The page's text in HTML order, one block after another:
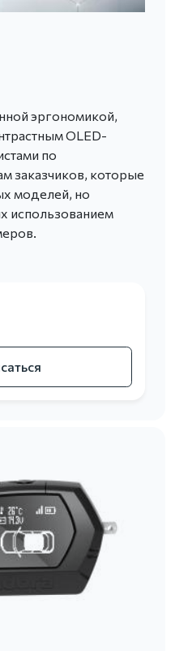
эргономикой,
OLED-
по
заказчиков, которые
моделей, но
использованием